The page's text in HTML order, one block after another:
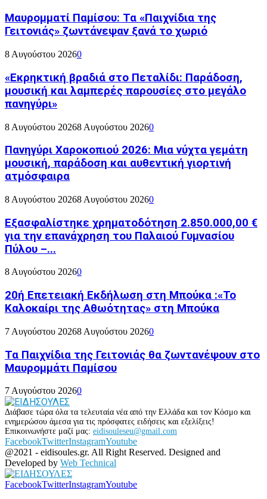
Μαυρομματί Παμίσου: Τα «Παιχνίδια της
Γειτονιάς» ζωντάνεψαν ξανά το χωριό
8 Αυγούστου 20260
«Εκρηκτική βραδιά στο Πεταλίδι: Παράδοση,
μουσική και λαμπερές παρουσίες στο μεγάλο
πανηγύρι»
8 Αυγούστου 20268 Αυγούστου 20260
Πανηγύρι Χαροκοπιού 2026: Μια νύχτα γεμάτη
μουσική, παράδοση και αυθεντική γιορτινή
ατμόσφαιρα
8 Αυγούστου 20268 Αυγούστου 20260
Εξασφαλίστηκε χρηματοδότηση 2.850.000,00 €
για την επανάχρηση του Παλαιού Γυμνασίου
Πύλου –...
8 Αυγούστου 20260
20ή Επετειακή Εκδήλωση στη Μπούκα :«Το
Καλοκαίρι της Αθωότητας» στη Μπούκα
7 Αυγούστου 20268 Αυγούστου 20260
Τα Παιχνίδια της Γειτονιάς θα ζωντανέψουν στο
Μαυρομμάτι Παμίσου
7 Αυγούστου 20260
Διάβασε τώρα όλα τα τελευταία νέα από την Ελλάδα και τον Κόσμο και
ενημερώσου άμεσα για τις πρόσφατες ειδήσεις και εξελίξεις!
Επικοινωνήστε μαζί μας: eidisouleseu@gmail.com
FacebookTwitterInstagramYoutube
@2021 - eidisoules.gr. All Right Reserved. Designed and
Developed by Web Technical
FacebookTwitterInstagramYoutube